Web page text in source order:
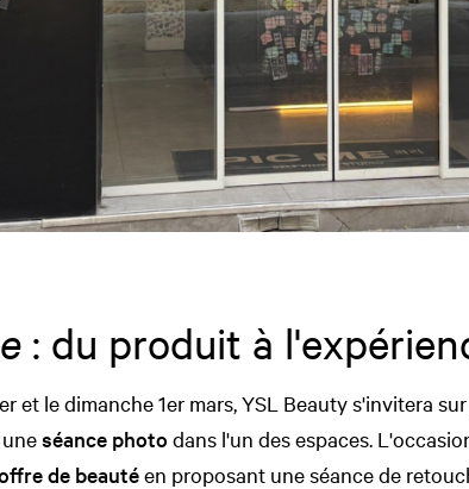
: du produit à
et le dimanche 1er mars, YSL Beauty s'invitera
séance photo dans l'un des espaces.
de beautéen proposant une séance de